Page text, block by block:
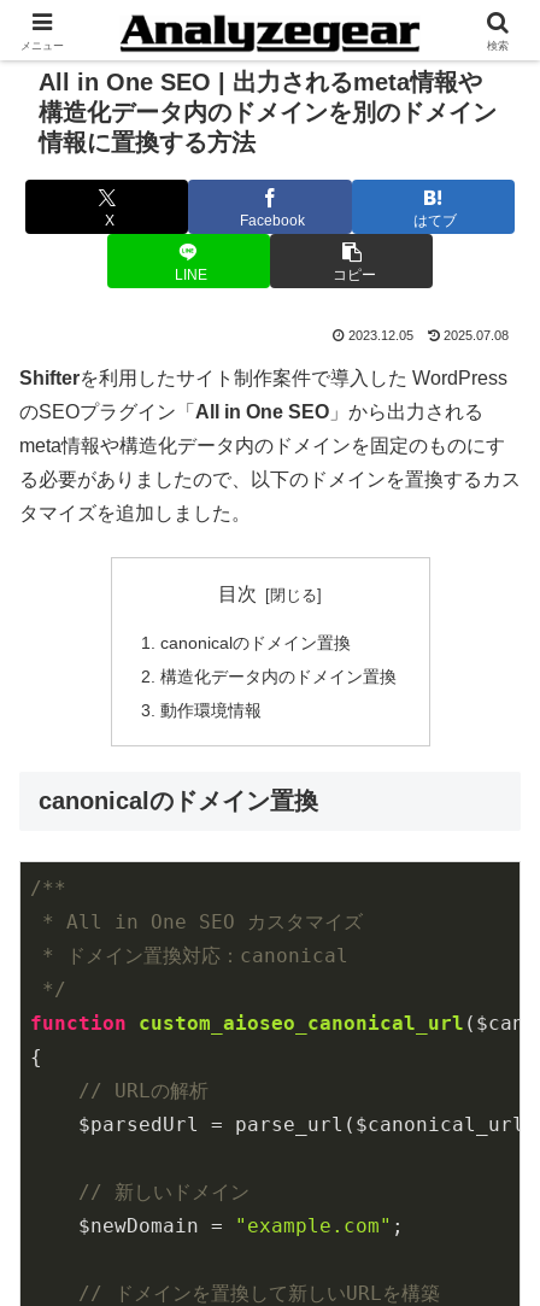
All in One SEO | 出力されるmeta情報や
構造化データ内のドメインを別のドメイン
情報に置換する方法
X Facebook はてブ
LINE コピー
2023.12.05 2025.07.08
Shifterを利用したサイト制作案件で導入した WordPress
のSEOプラグイン「 All in One SEO 」から出力される
meta情報や構造化データ内のドメインを固定のものにす
る必要がありましたので、以下のドメインを置換するカス
タマイズを追加しました。
目次
canonicalのドメイン置換
構造化データ内のドメイン置換
動作環境情報
canonicalのドメイン置換
/**
* All in One SEO カスタマイズ
* ドメイン置換対応：canonical
*/
function
custom_aioseo_canonical_url
{
// URLの解析
$parsedUrl =
// 新しいドメイン
    $newDomain =
"example.com" ;
// ドメインを置換して新しいURLを構築
メニュー 検索